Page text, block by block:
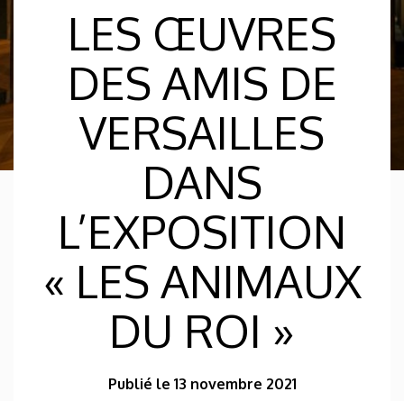
LES ŒUVRES
DES AMIS DE
VERSAILLES
DANS
L’EXPOSITION
« LES ANIMAUX
DU ROI »
Publié le 13 novembre 2021